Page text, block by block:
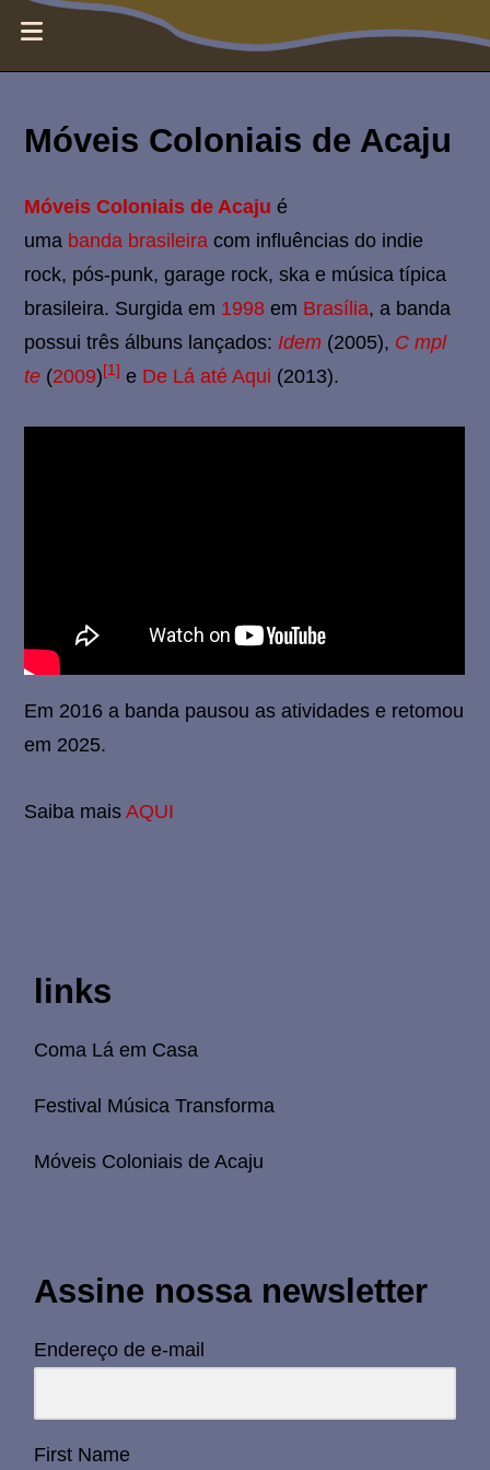
MENUS
d
r
a
s
N
e
i
r
a
Móveis Coloniais de Acaju
Móveis Coloniais de Acaju é
uma banda brasileira com influências do indie
rock, pós-punk, garage rock, ska e música típica
brasileira. Surgida em 1998 em Brasília, a banda
possui três álbuns lançados: Idem (2005), C mpl
te (2009) [1] e De Lá até Aqui (2013).
Em 2016 a banda pausou as atividades e retomou
em 2025.
Saiba maisAQUI
links
Coma Lá em Casa
Festival Música Transforma
Móveis Coloniais de Acaju
Assine nossa newsletter
Endereço de e-mail
First Name